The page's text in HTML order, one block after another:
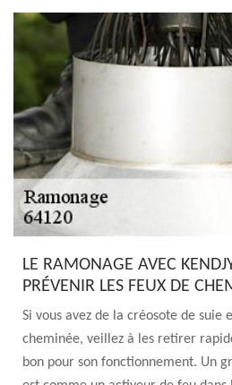
LE RAMONAGE AVEC
PRÉVENIR LES FEUX DE
Si vous avez de la créosote de suie
cheminée, veillez à les retirer
bon pour son fonctionnement. Un